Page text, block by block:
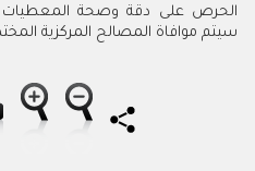
الحرص على دقة وصحة المعطيات
سيتم موافاة المصالح المركزية